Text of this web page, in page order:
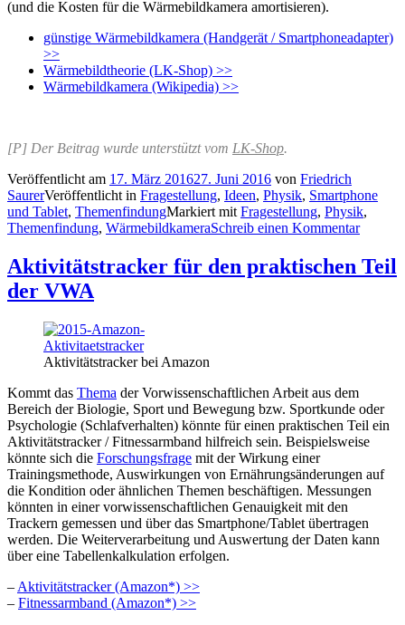
(und die Kosten für die Wärmebildkamera amortisieren).
günstige Wärmebildkamera (Handgerät / Smartphoneadapter)
>>
Wärmebildtheorie (LK-Shop) >>
Wärmebildkamera (Wikipedia) >>
[P] Der Beitrag wurde unterstützt vom LK-Shop.
Veröffentlicht am 17. März 201627. Juni 2016 von Friedrich
SaurerVeröffentlicht in Fragestellung, Ideen, Physik, Smartphone
und Tablet, ThemenfindungMarkiert mit Fragestellung, Physik,
Themenfindung, WärmebildkameraSchreib einen Kommentar
Aktivitätstracker für den praktischen Teil
der VWA
Aktivitätstracker bei Amazon
Kommt das Thema der Vorwissenschaftlichen Arbeit aus dem
Bereich der Biologie, Sport und Bewegung bzw. Sportkunde oder
Psychologie (Schlafverhalten) könnte für einen praktischen Teil ein
Aktivitätstracker / Fitnessarmband hilfreich sein. Beispielsweise
könnte sich die Forschungsfrage mit der Wirkung einer
Trainingsmethode, Auswirkungen von Ernährungsänderungen auf
die Kondition oder ähnlichen Themen beschäftigen. Messungen
könnten in einer vorwissenschaftlichen Genauigkeit mit den
Trackern gemessen und über das Smartphone/Tablet übertragen
werden. Die Weiterverarbeitung und Auswertung der Daten kann
über eine Tabellenkalkulation erfolgen.
– Aktivitätstracker (Amazon*) >>
– Fitnessarmband (Amazon*) >>